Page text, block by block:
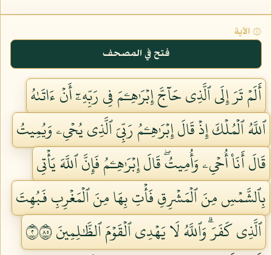
۞ الآية
فتح في المصحف
أَلَمۡ تَرَ إِلَى ٱلَّذِي حَآجَّ إِبۡرَٰهِـۧمَ فِي رَبِّهِۦٓ أَنۡ ءَاتَىٰهُ
ٱللَّهُ ٱلۡمُلۡكَ إِذۡ قَالَ إِبۡرَٰهِـۧمُ رَبِّيَ ٱلَّذِي يُحۡيِۦ وَيُمِيتُ
قَالَ أَنَا۠ أُحۡيِۦ وَأُمِيتُۖ قَالَ إِبۡرَٰهِـۧمُ فَإِنَّ ٱللَّهَ يَأۡتِي
بِٱلشَّمۡسِ مِنَ ٱلۡمَشۡرِقِ فَأۡتِ بِهَا مِنَ ٱلۡمَغۡرِبِ فَبُهِتَ
ٱلَّذِي كَفَرَۗ وَٱللَّهُ لَا يَهۡدِي ٱلۡقَوۡمَ ٱلظَّٰلِمِينَ ٢٥٨